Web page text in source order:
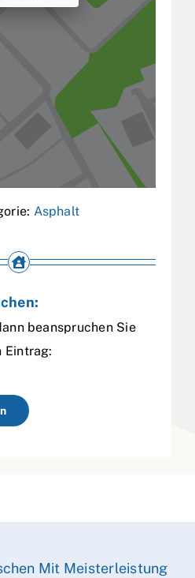
Asphalt
beanspruchen Sie
Eintrag:
Mit Meisterleistung